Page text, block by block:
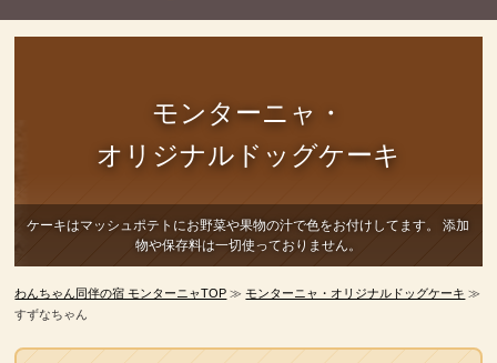
モンターニャ・
オリジナルドッグケーキ
ケーキはマッシュポテトにお野菜や果物の汁で色をお付けしてます。
添加
物や保存料は一切使っておりません。
わんちゃん同伴の宿 モンターニャTOP ≫モンターニャ・オリジナルドッグケーキ ≫
すずなちゃん